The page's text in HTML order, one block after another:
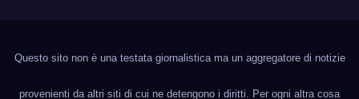
Questo sito non è una testata giornalistica ma un aggregatore di notizie
provenienti da altri siti di cui ne detengono i diritti. Per ogni altra cosa